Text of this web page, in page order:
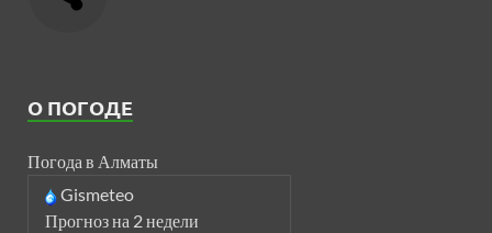
О ПОГОДЕ
Погода в Алматы
Gismeteo
Прогноз на 2 недели